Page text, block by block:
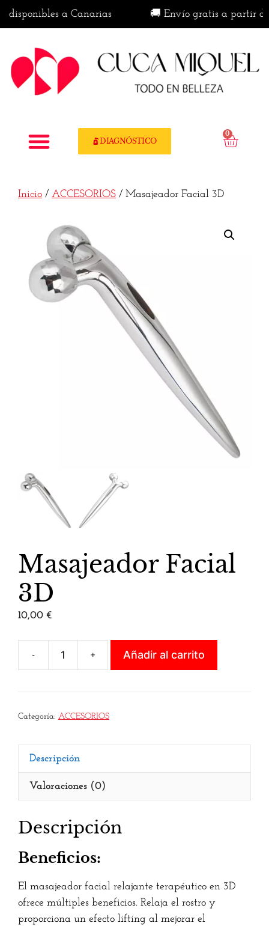
a Canarias 🚚 Envío gratis a partir de
DIAGNÓSTICO
0
Inicio / ACCESORIOS / Masajeador Facial 3D
Masajeador Facial
3D
10,00 €
- + Añadir al carrito
Categoría: ACCESORIOS
Descripción
Valoraciones (0)
Descripción
Beneficios:
El masajeador facial relajante terapéutico en 3D
ofrece múltiples beneficios. Relaja el rostro y
proporciona un efecto lifting al mejorar el